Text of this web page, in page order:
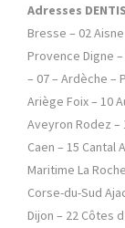
Adresses
Bresse – 02
Provence Digne
– 07 – Ardèche –
Ariège Foix – 10
Aveyron Rodez –
Caen – 15 Cantal
Maritime La
Corse-du-Sud
Dijon – 22 Côtes